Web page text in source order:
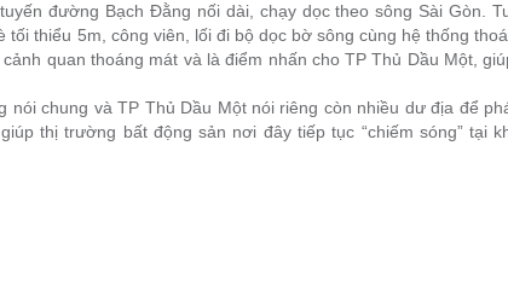
đường Bạch Đằng nối dài, chạy dọc theo sông Sài Gòn.
thiểu 5m, công viên, lối đi bộ dọc bờ sông cùng hệ thống
quan thoáng mát và là điểm nhấn cho TP Thủ Dầu Một,
chung và TP Thủ Dầu Một nói riêng còn nhiều dư địa để
thị trường bất động sản nơi đây tiếp tục “chiếm sóng” tại